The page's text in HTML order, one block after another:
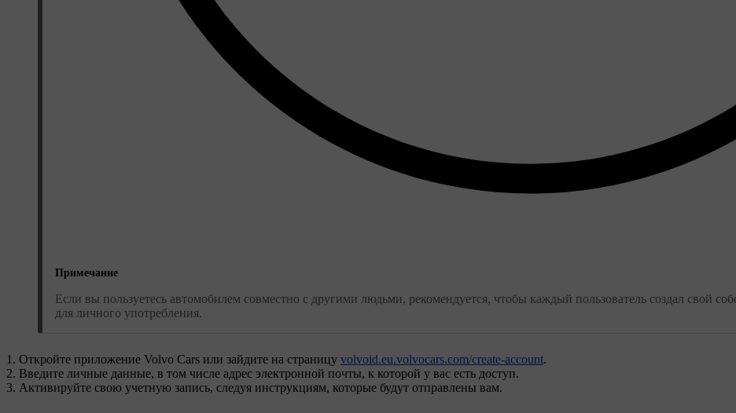
Примечание
Если вы пользуетесь автомобилем совместно с другими людьми, рекомендуется, чтобы каждый пользователь создал свой
для личного употребления.
Откройте приложение Volvo Cars или зайдите на страницу volvoid.eu.volvocars.com/create-account.
Введите личные данные, в том числе адрес электронной почты, к которой у вас есть доступ.
Активируйте свою учетную запись, следуя инструкциям, которые будут отправлены вам.